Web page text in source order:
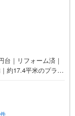
台｜リフォーム済｜
約17.4平米のプライ
トガーデン付き！
68.03平米の2LD
ォークインクロー